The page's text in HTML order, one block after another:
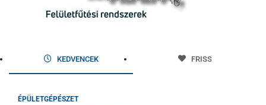
KEDVENCEK FRISS
ÉPÜLETGÉPÉSZET